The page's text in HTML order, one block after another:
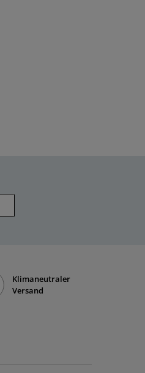
Klimaneutraler
Versand